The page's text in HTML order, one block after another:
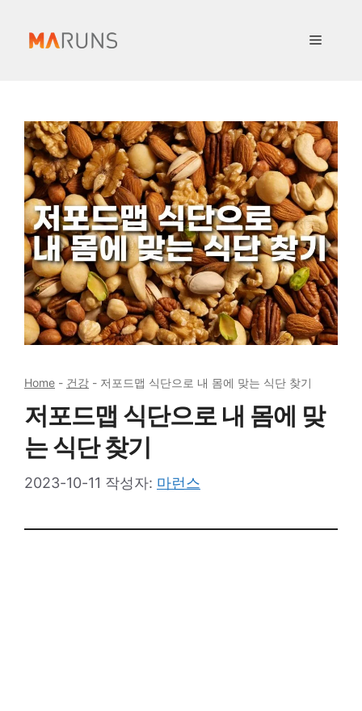
메
Home - 건강 - 저포드맵 식단으로 내 몸에 맞는 식단 찾기
저포드맵 식단으로 내 몸에 맞
는 식단 찾기
2023-10-11 작성자: 마런스